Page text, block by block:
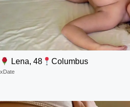
Lena, 48 Columbus
xDate